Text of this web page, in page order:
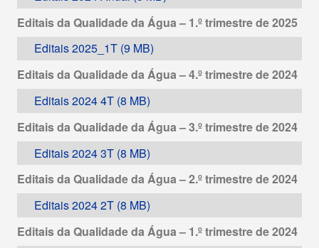
Editais da Qualidade da Água – 1.º trimestre de 2025
Editais 2025_1T
Editais da Qualidade da Água – 4.º trimestre de 2024
Editais 2024 4T
Editais da Qualidade da Água – 3.º trimestre de 2024
Editais 2024 3T
Editais da Qualidade da Água – 2.º trimestre de 2024
Editais 2024 2T
Editais da Qualidade da Água – 1.º trimestre de 2024